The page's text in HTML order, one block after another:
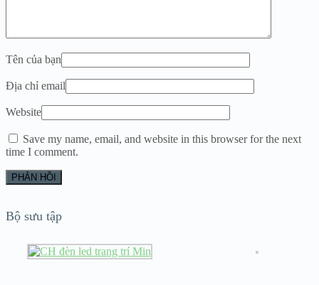
Tên của bạn
Địa chỉ email
Website
Save my name, email, and website in this browser for the next
time I comment.
Bộ sưu tập